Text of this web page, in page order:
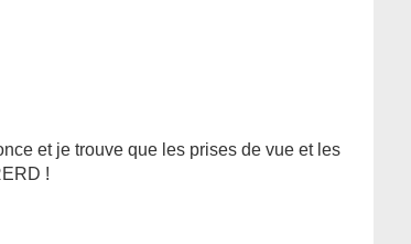
et je trouve que les prises de vue et les
!